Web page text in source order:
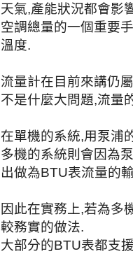
天氣,產能狀況都會影
空調總量的一個重要
溫度.
流量計在目前來講仍
不是什麼大問題,流量
在單機的系統,用泵浦
多機的系統則會因為
出做為BTU表流量的
因此在實務上,若為多
較務實的做法.
大部分的BTU表都支